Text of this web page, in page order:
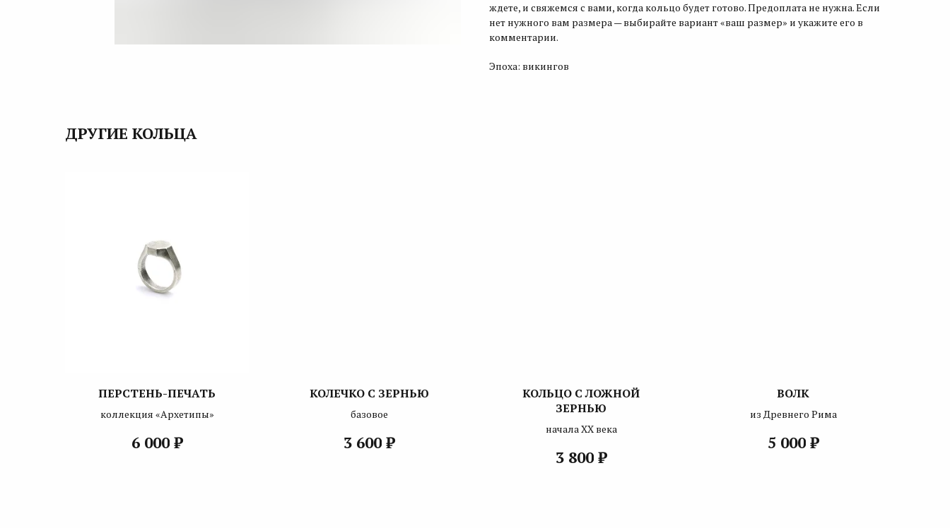
ждете, и свяжемся с вами, когда кольцо будет готово. Предоплата не нужна. Если
нет нужного вам размера — выбирайте вариант «ваш размер» и укажите его в
комментарии.
Эпоха: викингов
ДРУГИЕ КОЛЬЦА
ПЕРСТЕНЬ-ПЕЧАТЬ
коллекция «Архетипы»
6 000 ₽
КОЛЕЧКО С ЗЕРНЬЮ
базовое
3 600 ₽
КОЛЬЦО С ЛОЖНОЙ
ЗЕРНЬЮ
начала ХХ века
3 800 ₽
ВОЛК
из Древнего Рима
5 000 ₽